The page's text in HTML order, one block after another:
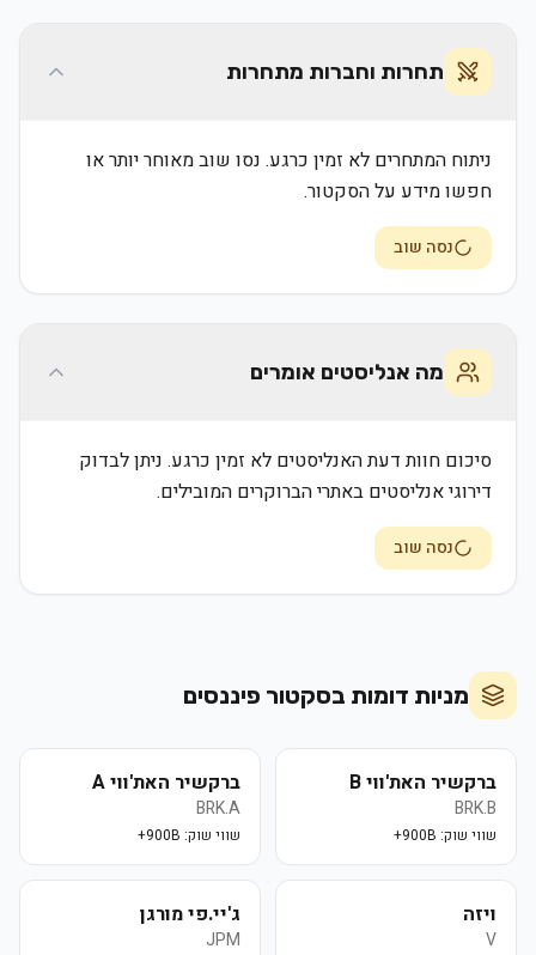
תחרות וחברות מתחרות
ניתוח המתחרים לא זמין כרגע. נסו שוב מאוחר יותר או
חפשו מידע על הסקטור.
נסה שוב
מה אנליסטים אומרים
סיכום חוות דעת האנליסטים לא זמין כרגע. ניתן לבדוק
דירוגי אנליסטים באתרי הברוקרים המובילים.
נסה שוב
מניות דומות בסקטור פיננסים
ברקשיר האת'ווי B
BRK.B
שווי שוק: 900B+
ברקשיר האת'ווי A
BRK.A
שווי שוק: 900B+
ויזה
V
ג'יי.פי מורגן
JPM